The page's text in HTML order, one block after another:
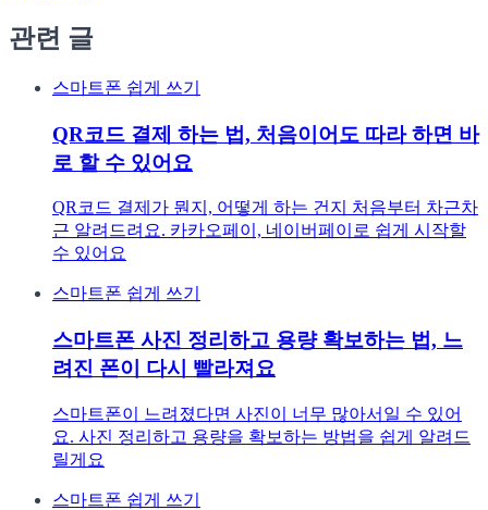
관련 글
스마트폰 쉽게 쓰기
QR코드 결제 하는 법, 처음이어도 따라 하면 바
로 할 수 있어요
QR코드 결제가 뭔지, 어떻게 하는 건지 처음부터 차근차
근 알려드려요. 카카오페이, 네이버페이로 쉽게 시작할
수 있어요
스마트폰 쉽게 쓰기
스마트폰 사진 정리하고 용량 확보하는 법, 느
려진 폰이 다시 빨라져요
스마트폰이 느려졌다면 사진이 너무 많아서일 수 있어
요. 사진 정리하고 용량을 확보하는 방법을 쉽게 알려드
릴게요
스마트폰 쉽게 쓰기